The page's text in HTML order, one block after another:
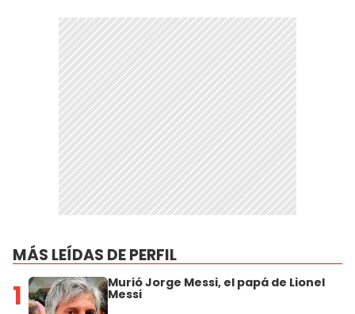
MÁS LEÍDAS DE PERFIL
1 Murió Jorge Messi, el papá de Lionel
Messi